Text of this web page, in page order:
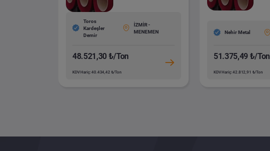
Toros
Kardeşler
Demir
İZMİR -
MENEMEN
48.521,30 ₺/Ton
KDV Hariç: 40.434,42 ₺/Ton
Nehir Metal
51.375,49 ₺/Ton
KDV Hariç: 42.812,91 ₺/Ton